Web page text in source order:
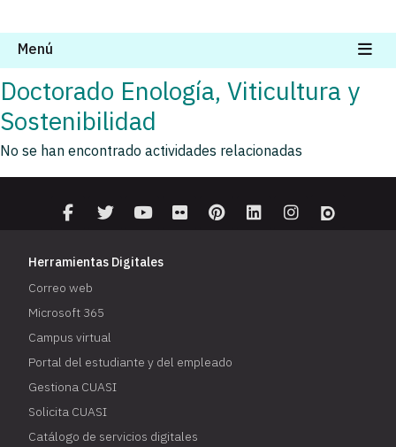
Menú
Doctorado Enología, Viticultura y
Sostenibilidad
No se han encontrado actividades relacionadas
Herramientas Digitales
Correo web
Microsoft 365
Campus virtual
Portal del estudiante y del empleado
Gestiona CUASI
Solicita CUASI
Catálogo de servicios digitales